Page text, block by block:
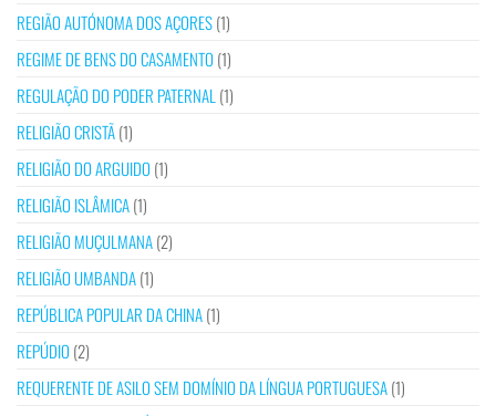
REGIÃO AUTÓNOMA DOS AÇORES(1)
REGIME DE BENS DO CASAMENTO (1)
REGULAÇÃO DO PODER PATERNAL (1)
RELIGIÃO CRISTÃ(1)
RELIGIÃO DO ARGUIDO (1)
RELIGIÃO ISLÂMICA(1)
RELIGIÃO MUÇULMANA(2)
RELIGIÃO UMBANDA(1)
REPÚBLICA POPULAR DA CHINA(1)
REPÚDIO (2)
REQUERENTE DE ASILO SEM DOMÍNIO DA LÍNGUA PORTUGUESA(1)